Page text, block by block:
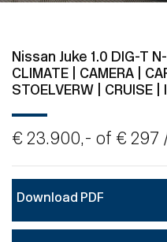
Nissan Juke 1.0 DIG-T
CLIMATE | CAMERA |
STOELVERW | CRUISE |
€ 23.900,- of € 297
Download PDF